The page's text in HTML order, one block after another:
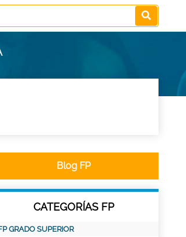
Blog FP
CATEGORÍAS FP
GRADO SUPERIOR